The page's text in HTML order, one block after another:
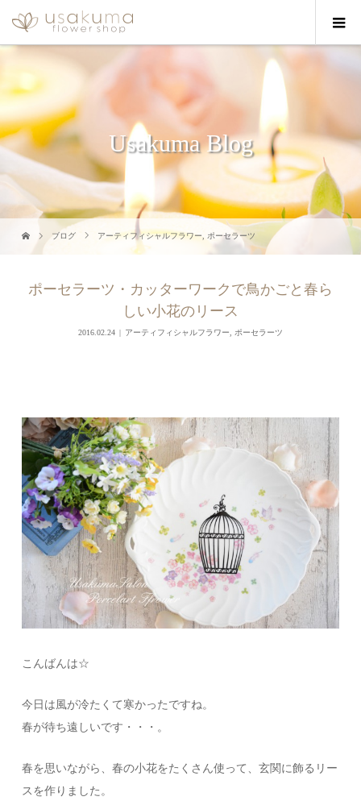
Usakuma Blog
ブログ アーティフィシャルフラワー ポーセラーツ
ポーセラーツ・カッターワークで鳥かごと春ら
しい小花のリース
2016.02.24 アーティフィシャルフラワー, ポーセラーツ
こんばんは☆
今日は風が冷たくて寒かったですね。
春が待ち遠しいです・・・。
春を思いながら、春の小花をたくさん使って、玄関に飾るリー
スを作りました。